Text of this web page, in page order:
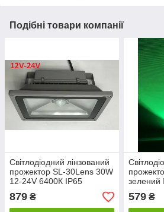
Подібні товари компанії
Світлодіодний лінзований
прожектор SL-30Lens 30W
12-24V 6400К IP65
Код.59545
879 ₴
зелений
Код.59142
579₴